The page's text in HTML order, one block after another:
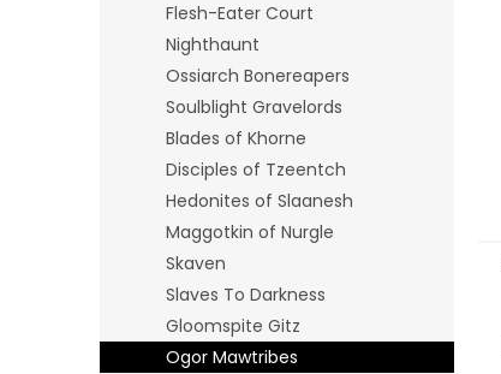
Flesh-Eater Court
Nighthaunt
Ossiarch Bonereapers
Soulblight Gravelords
Blades of Khorne
Disciples of Tzeentch
Hedonites of Slaanesh
Maggotkin of Nurgle
Skaven
Slaves To Darkness
Gloomspite Gitz
Ogor Mawtribes